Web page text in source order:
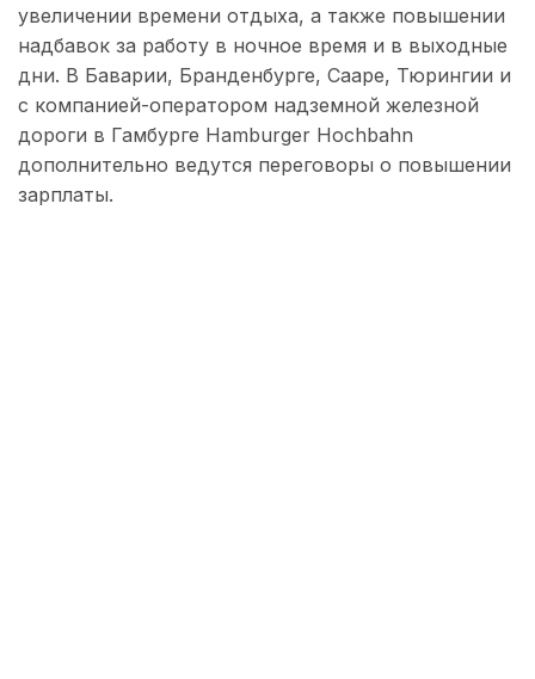
увеличении времени отдыха, а также повышении
надбавок за работу в ночное время и в выходные
дни. В Баварии, Бранденбурге, Сааре, Тюрингии и
с компанией-оператором надземной железной
дороги в Гамбурге Hamburger Hochbahn
дополнительно ведутся переговоры о повышении
зарплаты.